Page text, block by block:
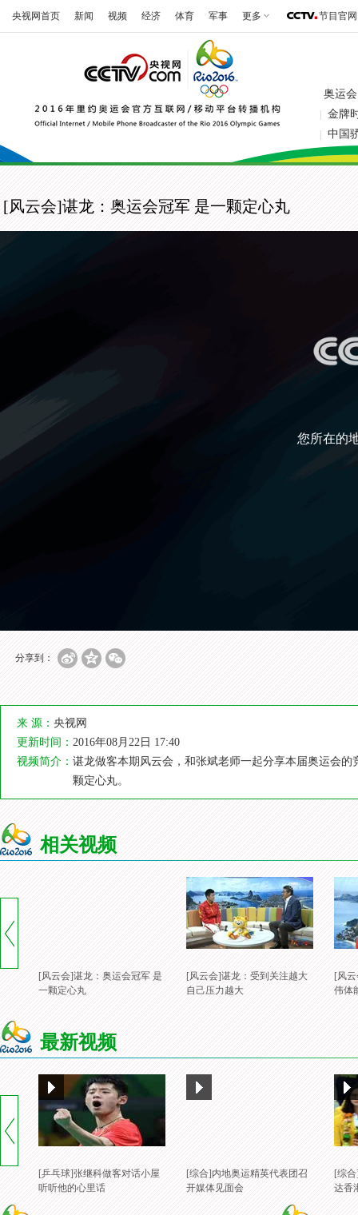
央视网首页 新闻 视频 经济 体育 军事 更多 节目官网
奥运会
金牌
中国
[风云会]谌龙：奥运会冠军 是一颗定心丸
您所在的
分享到：
来 源： 央视网
更新时间： 2016年08月22日 17:40
视频简介： 谌龙做客本期风云会，和张斌老师一起分享本届奥运会
颗定心丸。
相关视频
[风云会]谌龙：奥运会冠军 是
一颗定心丸
[风云会]谌龙：受到关注越大
自己压力越大
[风
伟体
[风云会]不仅是奥运会 从积分
赛开始都很紧张
最新视频
[乒乓球]张继科做客对话小屋
听听他的心里话
[综合]内地奥运精英代表团召
开媒体见面会
[综
达香